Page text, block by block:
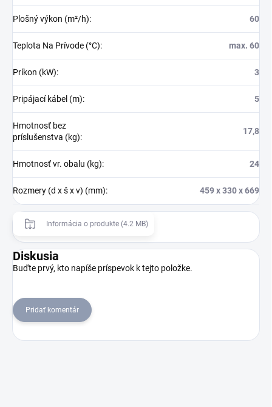
Plošný výkon (m²/h): 60
Teplota Na Prívode (°C): max. 60
Príkon (kW): 3
Pripájací kábel (m): 5
Hmotnosť bez
príslušenstva (kg):
17,8
Hmotnosť vr. obalu (kg): 24
Rozmery (d x š x v) (mm): 459 x 330 x 669
Informácia o produkte (4.2 MB)
Diskusia
Buďte prvý, kto napíše príspevok k tejto položke.
Pridať komentár